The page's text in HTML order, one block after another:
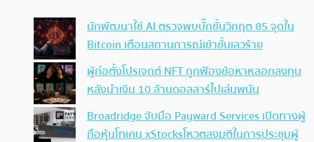
นักพัฒนาใช้ AI ตรวจพบบั๊กขั้นวิกฤต 85 จุดใน
Bitcoin เตือนสถานการณ์เข้าขั้นเลวร้าย
ผู้ก่อตั้งโปรเจกต์ NFT ถูกฟ้องข้อหาหลอกลงทุน
หลังนำเงิน 10 ล้านดอลลาร์ไปเล่นพนัน
Broadridge จับมือ Payward Services เปิดทางผู้
ถือหุ้นโทเคน xStocksโหวตลงมติในการประชุมผู้